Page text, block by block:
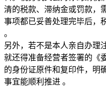
清的税款、滞纳金或罚款，
事项都已妥善处理完毕后，
。
另外，若不是本人亲自办理
就还得准备经营者签署的《
的身份证原件和复印件，明
事宜能顺利推进 。